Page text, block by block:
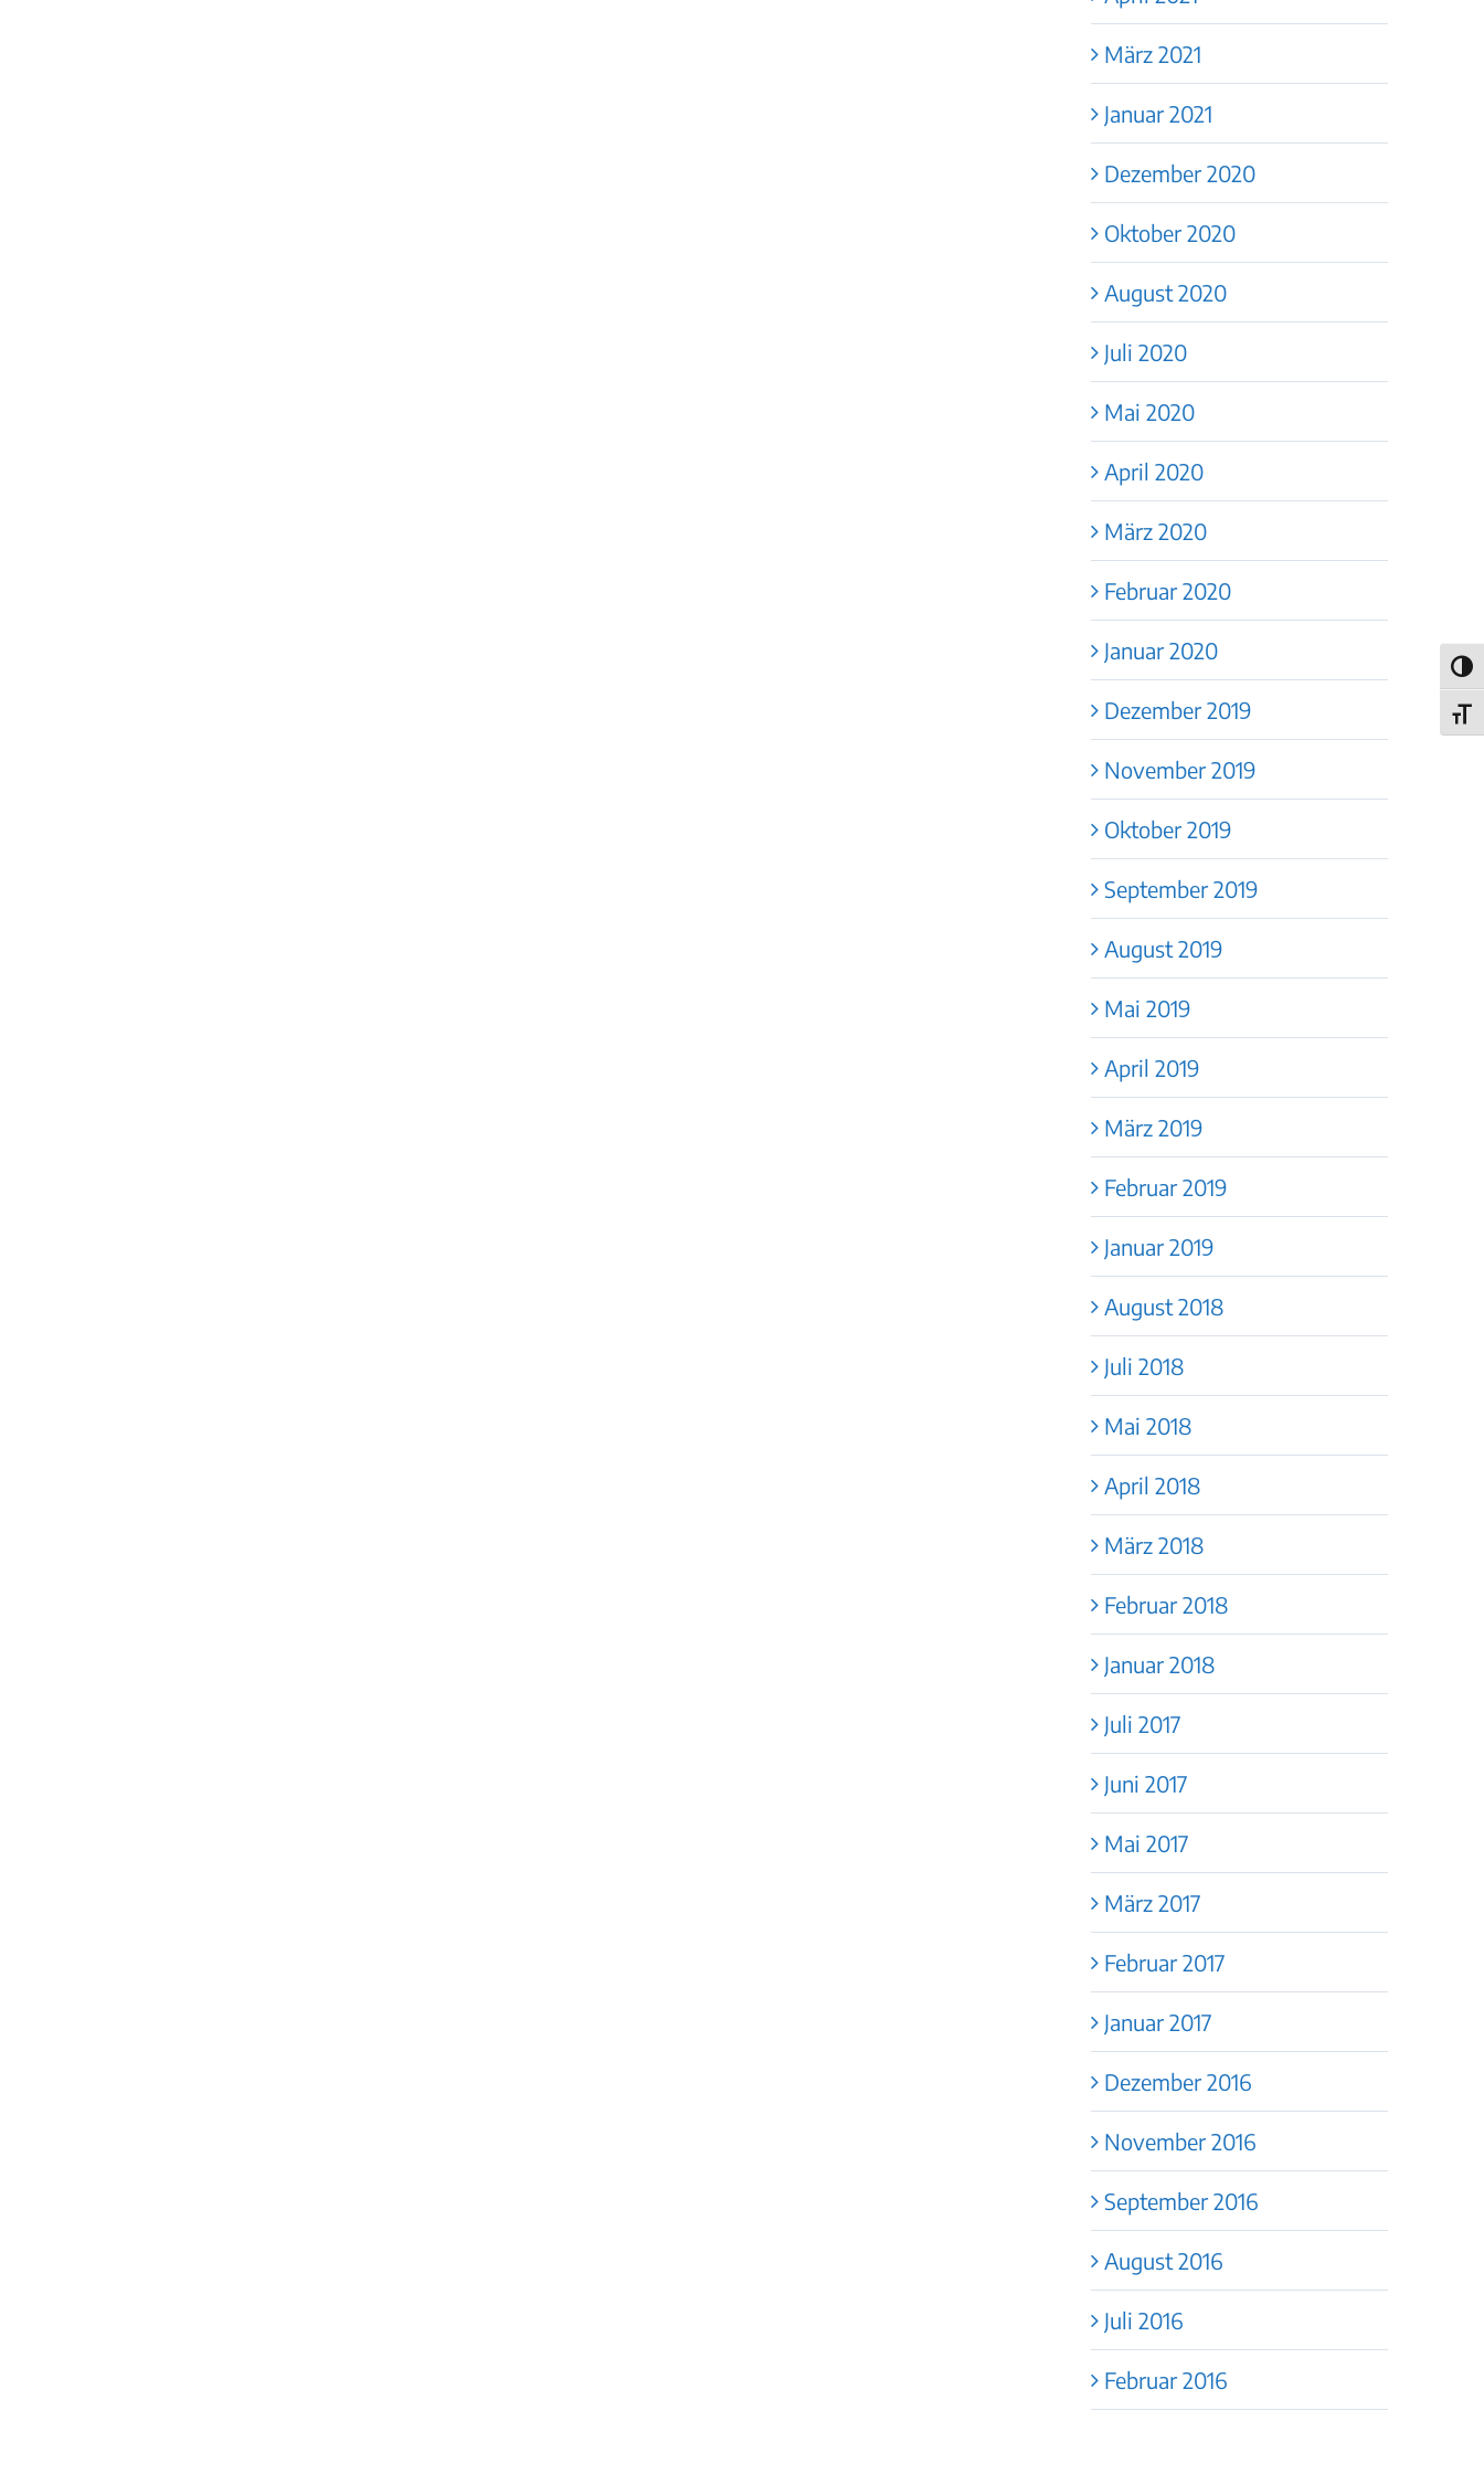
März 2021
Januar 2021
Dezember 2020
Oktober 2020
August 2020
Juli 2020
Mai 2020
April 2020
März 2020
Februar 2020
Januar 2020
Dezember 2019
November 2019
Oktober 2019
September 2019
August 2019
Mai 2019
April 2019
März 2019
Februar 2019
Januar 2019
August 2018
Juli 2018
Mai 2018
April 2018
März 2018
Februar 2018
Januar 2018
Juli 2017
Juni 2017
Mai 2017
März 2017
Februar 2017
Januar 2017
Dezember 2016
November 2016
September 2016
August 2016
Juli 2016
Februar 2016